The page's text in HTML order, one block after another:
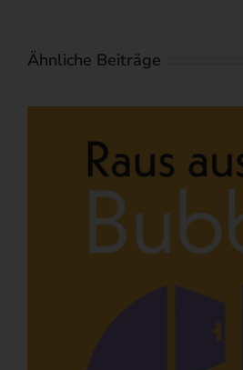
Ähnliche Beiträge